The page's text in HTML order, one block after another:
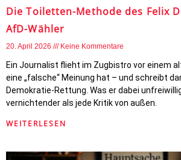
Die Toiletten-Methode des Felix
AfD-Wähler
20. April 2026 Keine Kommentare
Ein Journalist flieht im Zugbistro vor einem
eine „falsche“ Meinung hat – und schreibt
Demokratie-Rettung. Was er dabei
vernichtender als jede Kritik von außen.
WEITERLESEN